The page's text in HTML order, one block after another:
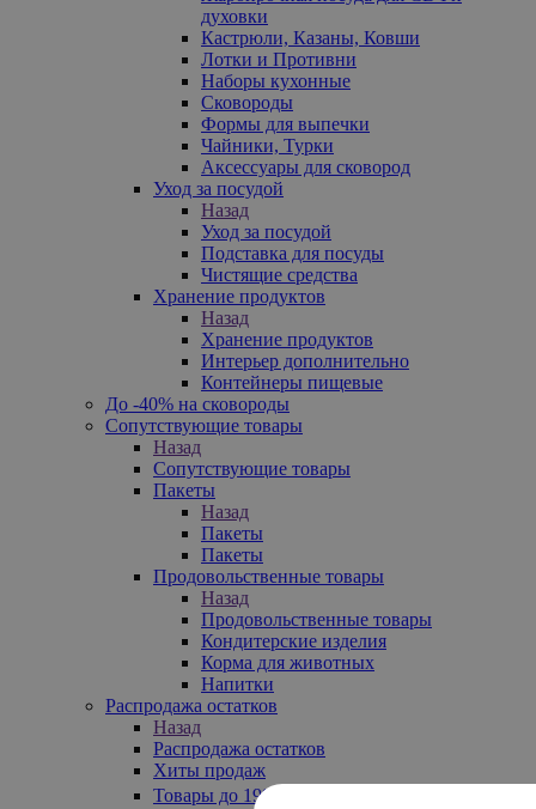
духовки
Кастрюли, Казаны, Ковши
Лотки и Противни
Наборы кухонные
Сковороды
Формы для выпечки
Чайники, Турки
Аксессуары для сковород
Уход за посудой
Назад
Уход за посудой
Подставка для посуды
Чистящие средства
Хранение продуктов
Назад
Хранение продуктов
Интерьер дополнительно
Контейнеры пищевые
До -40% на сковороды
Сопутствующие товары
Назад
Сопутствующие товары
Пакеты
Назад
Пакеты
Пакеты
Продовольственные товары
Назад
Продовольственные товары
Кондитерские изделия
Корма для животных
Напитки
Распродажа остатков
Назад
Распродажа остатков
Хиты продаж
Товары до 199₽